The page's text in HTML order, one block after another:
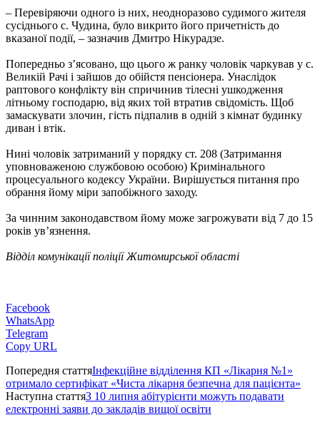
– Перевіряючи одного із них, неодноразово судимого жителя
сусіднього с. Чудина, було викрито його причетність до
вказаної події, – зазначив Дмитро Нікурадзе.
Попередньо з’ясовано, що цього ж ранку чоловік чаркував у с.
Великій Рачі і зайшов до обійстя пенсіонера. Унаслідок
раптового конфлікту він спричинив тілесні ушкодження
літньому господарю, від яких той втратив свідомість. Щоб
замаскувати злочин, гість підпалив в одній з кімнат будинку
диван і втік.
Нині чоловік затриманий у порядку ст. 208 (Затримання
уповноваженою службовою особою) Кримінального
процесуального кодексу України. Вирішується питання про
обрання йому міри запобіжного заходу.
За чинним законодавством йому може загрожувати від 7 до 15
років ув’язнення.
Відділ комунікації поліції Житомирської області
Facebook
WhatsApp
Telegram
Copy URL
Попередня статтяІнфекційне відділення КП «Лікарня №1»
отримало сертифікат «Чиста лікарня безпечна для пацієнта»
Наступна статтяЗ 10 липня абітурієнти можуть подавати
електронні заяви до закладів вищої освіти